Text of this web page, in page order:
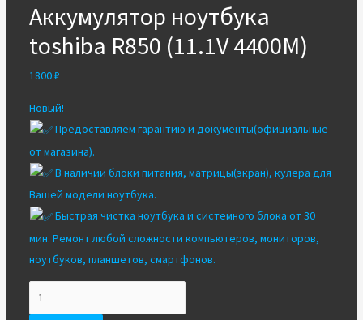
Аккумулятор ноутбука
toshiba R850 (11.1V 4400M)
1800₽
Новый!
Предоставляем гарантию и документы(официальные
от магазина).
В наличии блоки питания, матрицы(экран), кулера для
Вашей модели ноутбука.
Быстрая чистка ноутбука и системного блока от 30
мин. Ремонт любой сложности компьютеров, мониторов,
ноутбуков, планшетов, смартфонов.
Количество
Аккумулятор